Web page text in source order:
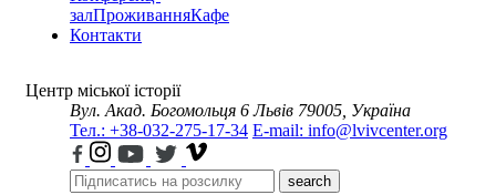
залПроживанняКафе
Контакти
Центр міської історії
Вул. Акад. Богомольця 6 Львів 79005, Україна
Тел.: +38-032-275-17-34 E-mail: info@lvivcenter.org
search